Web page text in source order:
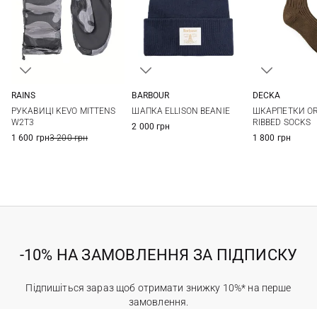
RAINS
РУКАВИЦІ KEVO MITTENS
W2T3
1 600 грн3 200 грн
BARBOUR
ШАПКА ELLISON BEANIE
2 000 грн
DECKA
ШКАРПЕТКИ
RIBBED SOCKS
1 800 грн
-10% НА ЗАМОВЛЕННЯ ЗА ПІДПИСКУ
Підпишіться зараз щоб отримати знижку 10%* на перше
замовлення.